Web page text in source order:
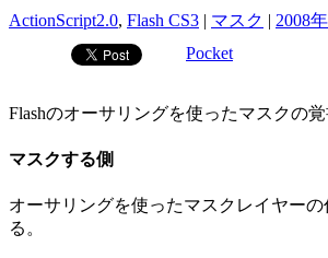
ActionScript2.0, Flash CS3 | マスク | 2008
Pocket
Flashのオーサリングを使ったマスクの覚
マスクする側
オーサリングを使ったマスクレイヤー
る。